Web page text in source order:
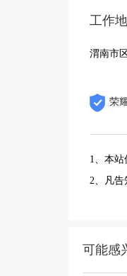
工作
渭南市
荣
1、本
2、凡告
可能感